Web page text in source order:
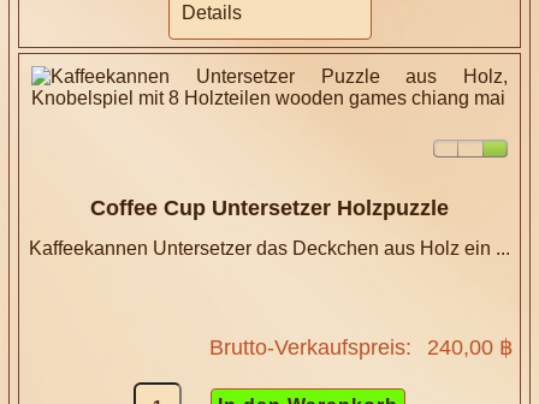
Details
Coffee Cup Untersetzer Holzpuzzle
Kaffeekannen Untersetzer das Deckchen aus Holz ein ...
Brutto-Verkaufspreis: 240,00 ฿